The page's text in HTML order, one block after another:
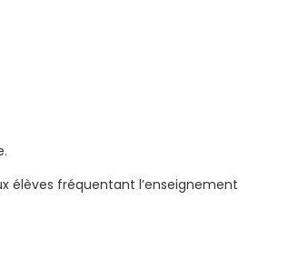
élèves fréquentant l’enseignement